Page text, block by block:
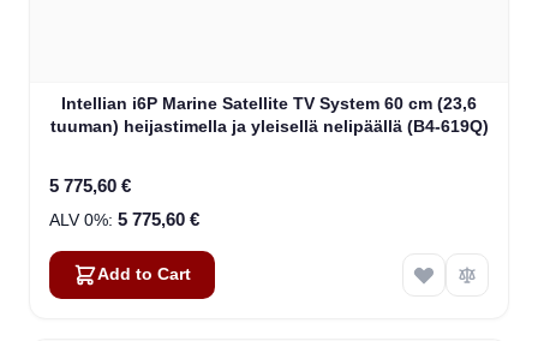
Intellian i6P Marine Satellite TV System 60 cm (23,6
tuuman) heijastimella ja yleisellä nelipäällä (B4-619Q)
5 775,60 €
5 775,60 €
Add to Cart